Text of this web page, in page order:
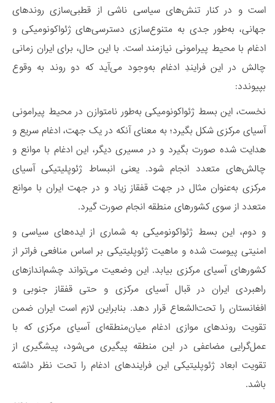
است و در کنار تنش‌های سیاسی ناشی از قطبی‌سازی روندهای
جهانی، به‌طور جدی به متنوع‌سازی دسترسی‌های ژئواکونومیکی و
ادغام با محیط پیرامونی نیازمند است. با این حال، برای ایران زمانی
چالش در این فرایندِ ادغام به‌وجود می‌آید که دو روند به وقوع
بپیوندد:
نخست، این بسط ژئواکونومیکی به‌طور نامتوازن در محیط پیرامونی
آسیای مرکزی شکل بگیرد؛ به معنای آنکه در یک جهت، ادغام سریع و
هدایت شده صورت بگیرد و در مسیری دیگر، این ادغام با موانع و
چالش‌های متعدد انجام شود. یعنی انبساط ژئوپلیتیکی آسیای
مرکزی به‌عنوان مثال در جهت قفقاز زیاد و در جهت ایران با موانع
متعدد از سوی کشورهای منطقه انجام صورت گیرد.
و دوم، این بسط ژئواکونومیکی به شماری از ایده‌های سیاسی و
امنیتی پیوست شده و ماهیت ژئوپلیتیکی بر اساس منافعی فراتر از
کشورهای آسیای مرکزی بیابد. این وضعیت می‌تواند چشم‌اندازهای
راهبردی ایران در قبال آسیای مرکزی و حتی قفقاز جنوبی و
افغانستان را تحت‌الشعاع قرار دهد. بنابراین لازم است ایران ضمن
تقویت روندهای موازی ادغام میان‌منطقه‌ای آسیای مرکزی که با
عمل‌گرایی مضاعفی در این منطقه پیگیری می‌شود، پیشگیری از
تقویت ابعاد ژئوپلیتیکی این فرایندهای ادغام را تحت نظر داشته
باشد.